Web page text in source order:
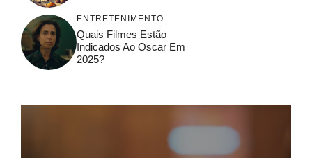
ENTRETENIMENTO
Quais Filmes Estão
Indicados Ao Oscar Em
2025?